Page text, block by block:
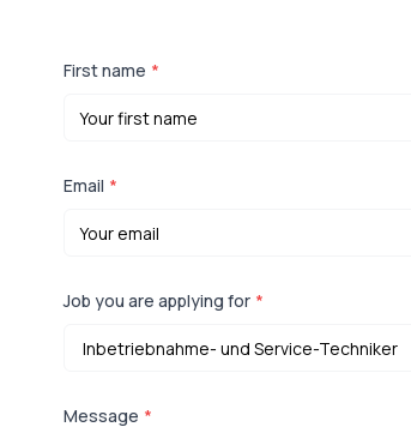
First name *
Email *
Job you are applying for *
Message *